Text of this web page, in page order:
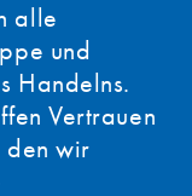
alle
und
Handelns.
Vertrauen
den wir